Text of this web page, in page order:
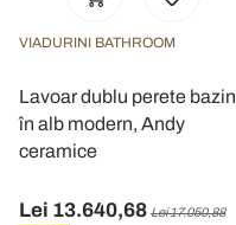
VIADURINI BATHROOM
Lavoar dublu perete bazin
în alb modern, Andy
ceramice
Lei 13.640,68 Lei 17.050,88